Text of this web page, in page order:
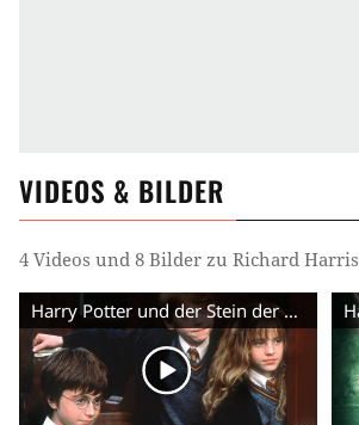
VIDEOS & BILDER
4 Videos und 8 Bilder zu Richard Harris
Harry Potter und der Stein der Weisen - Trailer (Deutsch)